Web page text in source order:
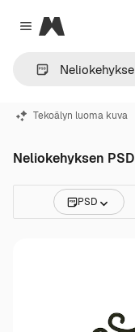
Close menu
Magnific
Tekoälyn luoma kuva
Neliokehyksen PSD
PSD